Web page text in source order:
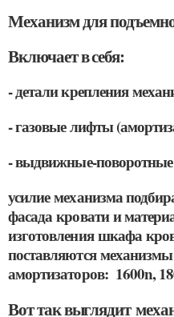
Механизм для
Включает в себя:
- детали крепления
- газовые лифты
- выдвижные-
усилие механизма
фасада кровати и
изготовления шкафа
поставляются
амортизаторов: 1600n,
Вот так выглядит